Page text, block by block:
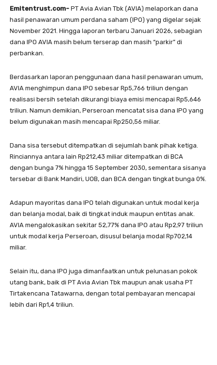
Emitentrust.com- PT Avia Avian Tbk (AVIA) melaporkan dana
hasil penawaran umum perdana saham (IPO) yang digelar sejak
November 2021. Hingga laporan terbaru Januari 2026, sebagian
dana IPO AVIA masih belum terserap dan masih “parkir” di
perbankan.
Berdasarkan laporan penggunaan dana hasil penawaran umum,
AVIA menghimpun dana IPO sebesar Rp5,766 triliun dengan
realisasi bersih setelah dikurangi biaya emisi mencapai Rp5,646
triliun. Namun demikian, Perseroan mencatat sisa dana IPO yang
belum digunakan masih mencapai Rp250,56 miliar.
Dana sisa tersebut ditempatkan di sejumlah bank pihak ketiga.
Rinciannya antara lain Rp212,43 miliar ditempatkan di BCA
dengan bunga 7% hingga 15 September 2030, sementara sisanya
tersebar di Bank Mandiri, UOB, dan BCA dengan tingkat bunga 0%.
Adapun mayoritas dana IPO telah digunakan untuk modal kerja
dan belanja modal, baik di tingkat induk maupun entitas anak.
AVIA mengalokasikan sekitar 52,77% dana IPO atau Rp2,97 triliun
untuk modal kerja Perseroan, disusul belanja modal Rp702,14
miliar.
Selain itu, dana IPO juga dimanfaatkan untuk pelunasan pokok
utang bank, baik di PT Avia Avian Tbk maupun anak usaha PT
Tirtakencana Tatawarna, dengan total pembayaran mencapai
lebih dari Rp1,4 triliun.